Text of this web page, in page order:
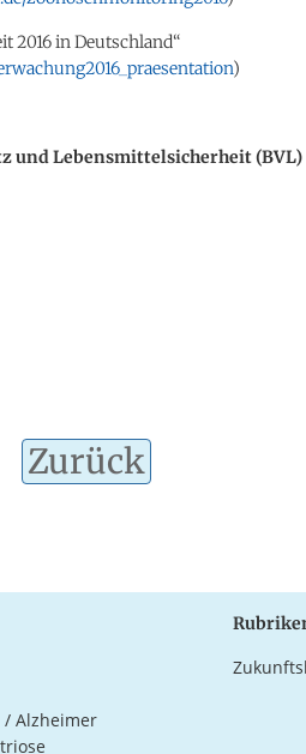
2016 in Deutschland“
)
und Lebensmittelsicherheit (BVL)
Zurück
/ Alzheimer